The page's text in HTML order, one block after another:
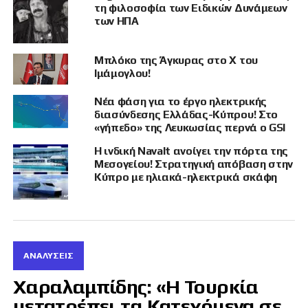
χώρας.
Τρεις μήνες αργότερα ακολούθησε νέα
συμφωνία για το Offshore Block 3, με τη
συμμετοχή των αμερικανικών ConocoPhillips,
της γαλλικής TotalEnergies και της
QatarEnergy, οι οποίες ξεκίνησαν διαδικασίες
τεχνικής αξιολόγησης και εμπορικής έρευνας
σε συνεργασία με τη συριακή κρατική εταιρεία
πετρελαίου.
ΗSözcüυπογραμμίζει ότι, παρά το γεγονός
πως η Τουρκία φιλοξένησε εκατομμύρια
κατά τη διάρκεια του πολέμου, καμία τουρκική
ενεργειακή εταιρεία δεν συμμετέχει στις νέες
υπεράκτιες ενεργειακές συμφωνίες.
τη φιλοσοφία των Ειδικών Δυνάμεων
των ΗΠΑ
Μπλόκο της Άγκυρας στο X του
Ιμάμογλου!
Νέα φάση για το έργο ηλεκτρικής
διασύνδεσης Ελλάδας-Κύπρου! Στο
«γήπεδο» της Λευκωσίας περνά ο GSI
Η ινδική Navalt ανοίγει την πόρτα της
Μεσογείου! Στρατηγική απόβαση στην
Κύπρο με ηλιακά-ηλεκτρικά σκάφη
ΑΝΑΛΎΣΕΙΣ
Χαραλαμπίδης: «Η Τουρκία